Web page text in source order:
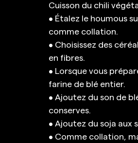
Cuisson du chili
• Étalez le houmous
comme collation.
• Choisissez des
en fibres.
• Lorsque vous
farine de blé entier.
• Ajoutez du son de
conserves.
• Ajoutez du soja aux
• Comme collation,